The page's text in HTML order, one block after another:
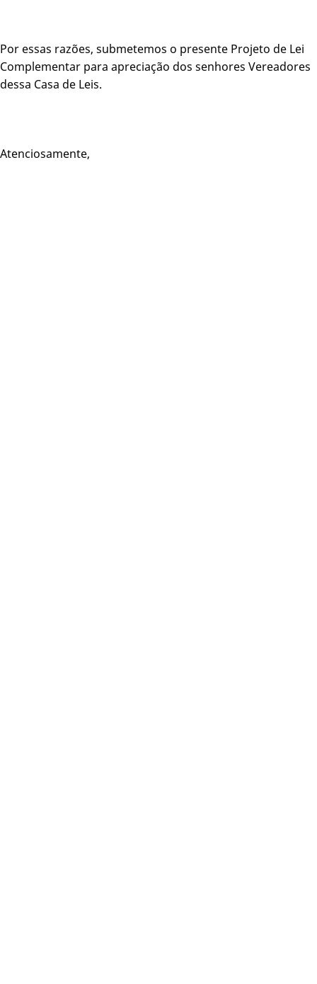
Por essas razões, submetemos o presente Projeto de Lei
Complementar para apreciação dos senhores Vereadores
dessa Casa de Leis.
Atenciosamente,